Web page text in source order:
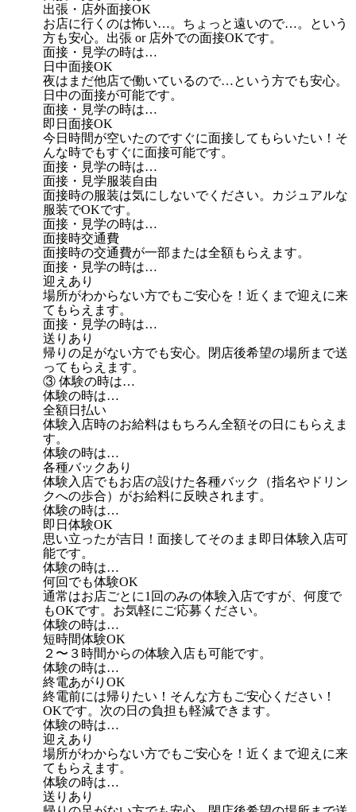
出張・店外面接OK
お店に行くのは怖い…。ちょっと遠いので…。という
方も安心。出張 or 店外での面接OKです。
面接・見学の時は…
日中面接OK
夜はまだ他店で働いているので…という方でも安心。
日中の面接が可能です。
面接・見学の時は…
即日面接OK
今日時間が空いたのですぐに面接してもらいたい！そ
んな時でもすぐに面接可能です。
面接・見学の時は…
面接・見学服装自由
面接時の服装は気にしないでください。カジュアルな
服装でOKです。
面接・見学の時は…
面接時交通費
面接時の交通費が一部または全額もらえます。
面接・見学の時は…
迎えあり
場所がわからない方でもご安心を！近くまで迎えに来
てもらえます。
面接・見学の時は…
送りあり
帰りの足がない方でも安心。閉店後希望の場所まで送
ってもらえます。
③ 体験の時は…
体験の時は…
全額日払い
体験入店時のお給料はもちろん全額その日にもらえま
す。
体験の時は…
各種バックあり
体験入店でもお店の設けた各種バック（指名やドリン
クへの歩合）がお給料に反映されます。
体験の時は…
即日体験OK
思い立ったが吉日！面接してそのまま即日体験入店可
能です。
体験の時は…
何回でも体験OK
通常はお店ごとに1回のみの体験入店ですが、何度で
もOKです。お気軽にご応募ください。
体験の時は…
短時間体験OK
２〜３時間からの体験入店も可能です。
体験の時は…
終電あがりOK
終電前には帰りたい！そんな方もご安心ください！
OKです。次の日の負担も軽減できます。
体験の時は…
迎えあり
場所がわからない方でもご安心を！近くまで迎えに来
てもらえます。
体験の時は…
送りあり